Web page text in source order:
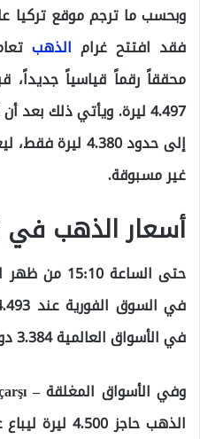
وبحسب ما ترجم موقع تركيا
فقد افتتح غرام الذهب
محققاً رقماً قياسياً
4.497 ليرة. ويأتي ذلك
إلى حدود 4.380
غير مسبوقة.
أسعار الذهب في
حتى الساعة
في الأسواق العالمية 3.384 دولاراً.